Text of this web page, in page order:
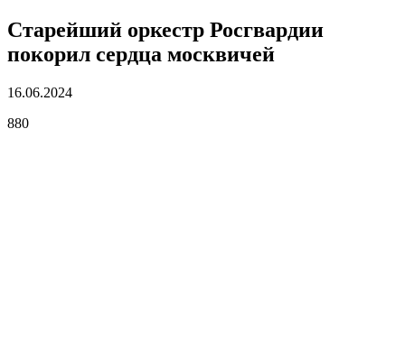
Старейший оркестр Росгвардии
покорил сердца москвичей
16.06.2024
880